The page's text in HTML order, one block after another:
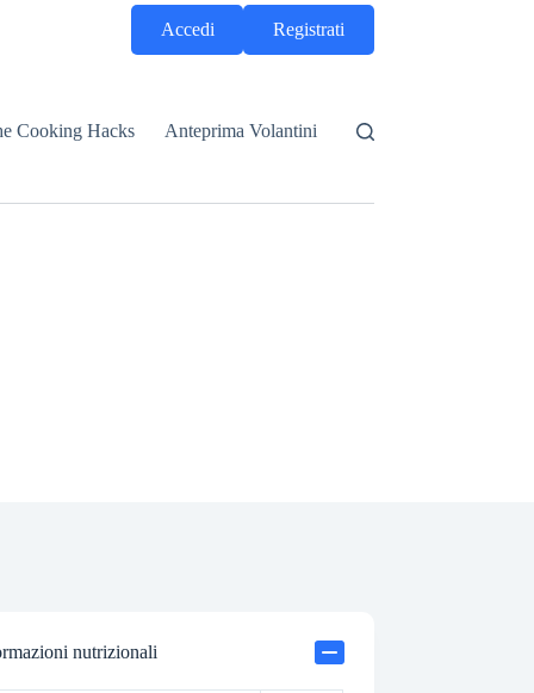
Accedi Registrati
Cooking Hacks Anteprima Volantini
nutrizionali